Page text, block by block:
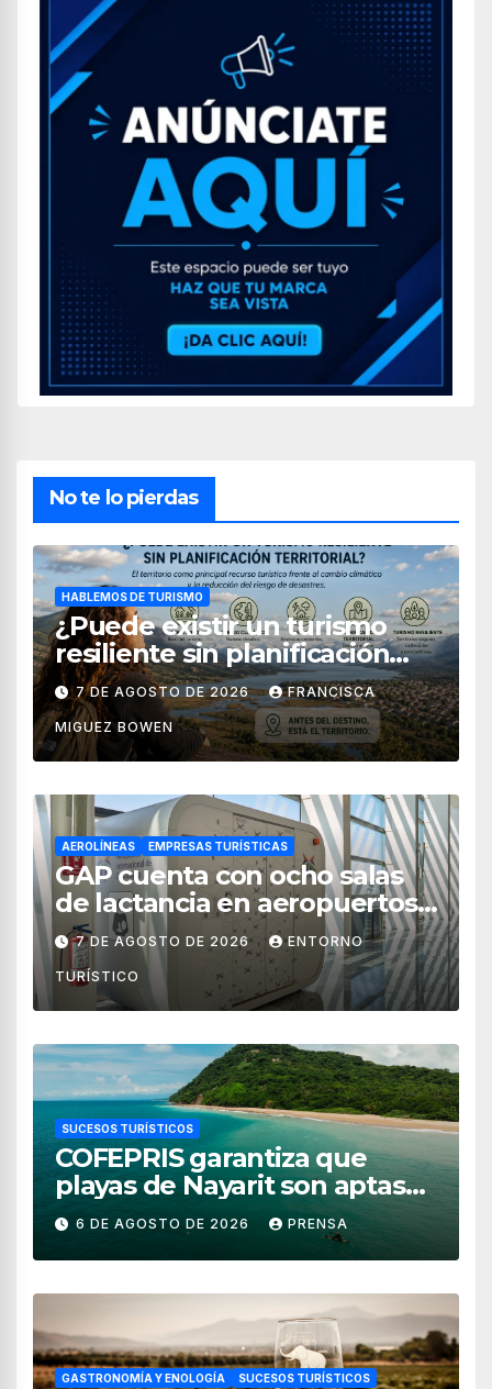
No te lo pierdas
HABLEMOS DE TURISMO
¿Puede existir un turismo
resiliente sin planificación
territorial?
7 DE AGOSTO DE 2026 FRANCISCA
MIGUEZ BOWEN
AEROLÍNEAS EMPRESAS TURÍSTICAS
GAP cuenta con ocho salas
de lactancia en aeropuertos
de México
7 DE AGOSTO DE 2026 ENTORNO
TURÍSTICO
SUCESOS TURÍSTICOS
COFEPRIS garantiza que
playas de Nayarit son aptas
para uso recreativo
6 DE AGOSTO DE 2026 PRENSA
GASTRONOMÍA Y ENOLOGÍA SUCESOS TURÍSTICOS